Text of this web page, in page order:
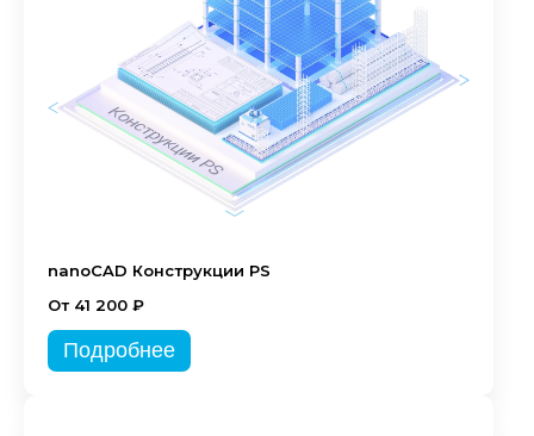
nanoCAD Конструкции PS
От 41 200 ₽
Подробнее